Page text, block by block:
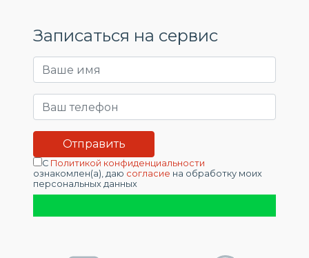
Записаться на сервис
С Политикой конфиденциальности
ознакомлен(а), даю согласие на обработку моих
персональных данных